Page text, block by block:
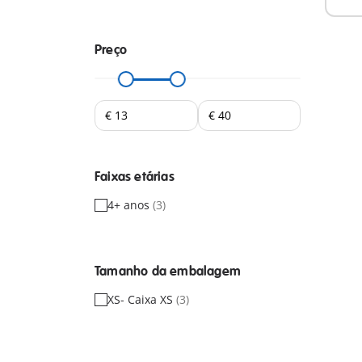
Preço
Faixas etárias
4+ anos (3)
Tamanho da embalagem
XS- Caixa XS (3)